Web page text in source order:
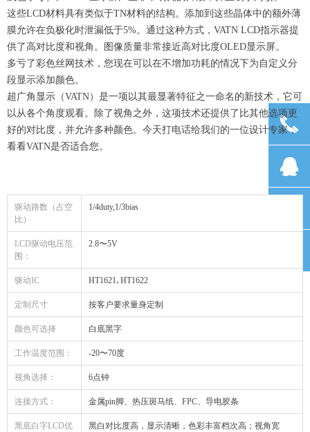
这些LCD材料具有类似于TN材料的结构。添加到这些晶体中的额外薄
膜允许在负极化时泄漏低于5%。通过这种方式，VATN LCD指示器提
供了高对比度和视角。图像质量非常接近高对比度OLED显示屏。
多亏了彩色丝网技术，您现在可以在不增加功耗的情况下为自定义分
段显示添加颜色。
超广角显示（VATN）是一项以其最显著特征之一命名的新技术，它可
以从各个角度观看。除了视角之外，这项技术还提供了比其他选项更
好的对比度，并允许多种颜色。今天打电话给我们的一位设计专家，
看看VATN是否适合您。
驱动路数（占空
比）
1/4duty,1/3bias
LCD驱动电压范
围：
2.8〜5V
驱动IC HT1621､HT1622
定制尺寸 按客户要求量身定制
颜色可选择 白底黑字
工作温度范围： -20〜70度
视角选择： 6点钟
连接方式： 金属pin脚、热压斑马纸、FPC、导电胶条
黑底白字LCD优
黑白对比度高，显示清晰，色彩丰富档次高；视角宽
끅
뀩